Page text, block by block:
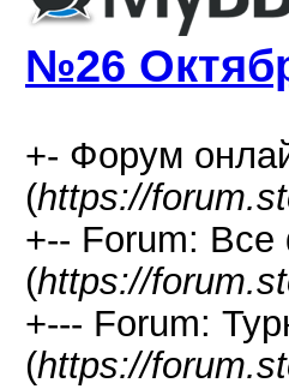
№26
+- Форум
(https://
+-- Forum:
(https://
+--- Forum:
(https://